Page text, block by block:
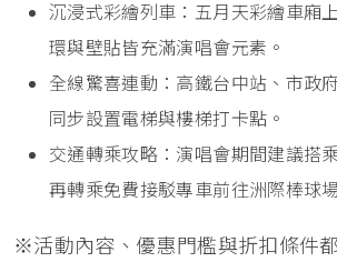
沉浸式彩繪列車：五月天彩繪車廂
環與壁貼皆充滿演唱會元素。
全線驚喜連動：高鐵台中站、市政
同步設置電梯與樓梯打卡點。
交通轉乘攻略：演唱會期間建議搭
再轉乘免費接駁專車前往洲際棒球
※活動內容、優惠門檻與折扣條件